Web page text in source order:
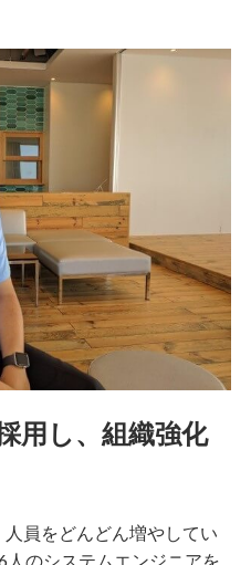
用し、組織強化
員をどんどん増やしてい
人のシステムエンジニアを